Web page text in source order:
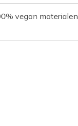
vegan materialen